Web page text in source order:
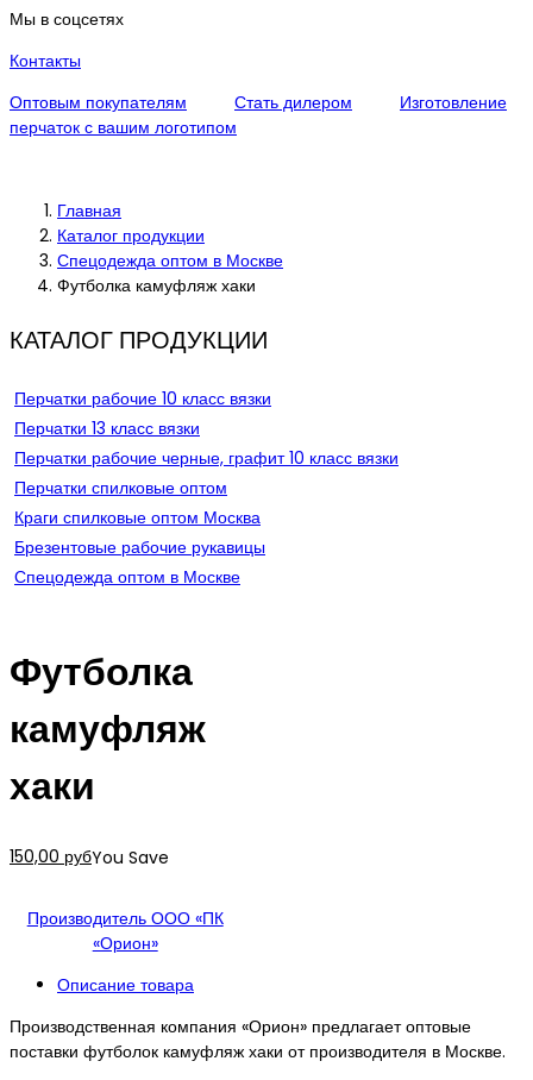
Мы в соцсетях
Контакты
Оптовым покупателям
Стать дилером
Изготовление
перчаток с вашим логотипом
Главная
Каталог продукции
Спецодежда оптом в Москве
Футболка камуфляж хаки
КАТАЛОГ ПРОДУКЦИИ
Перчатки рабочие 10 класс вязки
Перчатки 13 класс вязки
Перчатки рабочие черные, графит 10 класс вязки
Перчатки спилковые оптом
Краги спилковые оптом Москва
Брезентовые рабочие рукавицы
Спецодежда оптом в Москве
Футболка
камуфляж
хаки
150,00 рубYou Save
Производитель ООО «ПК
«Орион»
Описание товара
Производственная компания «Орион» предлагает оптовые
поставки футболок камуфляж хаки от производителя в Москве.